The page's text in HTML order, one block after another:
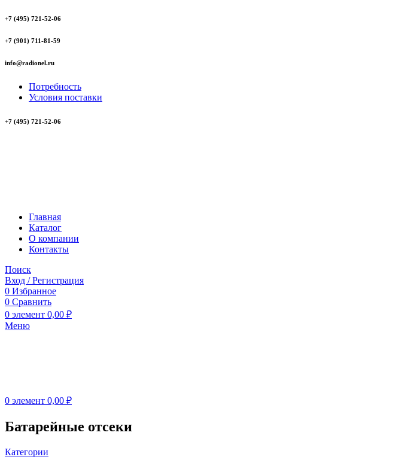
+7 (495) 721-52-06
+7 (901) 711-81-59
info@radionel.ru
Потребность
Условия поставки
+7 (495) 721-52-06
Главная
Каталог
О компании
Контакты
Поиск
Вход / Регистрация
0 Избранное
0 Сравнить
0 элемент 0,00 ₽
Меню
0 элемент 0,00 ₽
Батарейные отсеки
Категории